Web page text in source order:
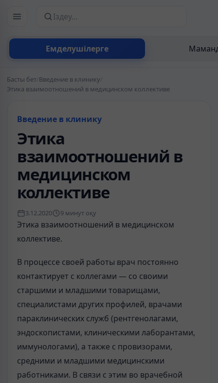
Емделушілерге
Сайттан іздеу
Басты бет/Введение в клинику/
Этика взаимоотношений в медицинском коллективе
Введение в клинику
Этика
взаимоотношений в
медицинском
коллективе
3.12.2020 9 минут оқу
Этика взаимоотношений в медицинском
коллективе.
В процессе своей работы врач постоянно
контактирует с коллегами — со своими
старшими и младшими товарищами,
специалистами других профилей, врачами
параклинических служб (рентгенолагами,
эндоскопистами, клиническими лаборантами,
иммунологами), а также с провизорами,
средними и младшими медицинскими
работниками. В связи с этим во врачебной